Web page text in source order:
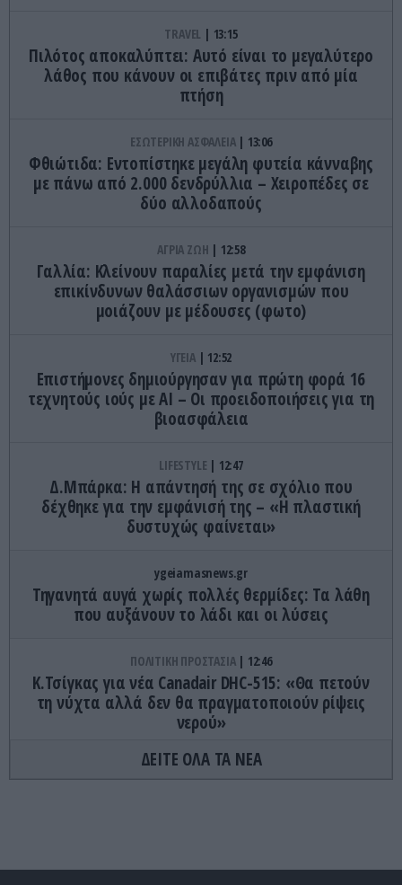
TRAVEL 13:15
Πιλότος αποκαλύπτει: Αυτό είναι το μεγαλύτερο
λάθος που κάνουν οι επιβάτες πριν από μία
πτήση
ΕΣΩΤΕΡΙΚΗ ΑΣΦΑΛΕΙΑ 13:06
Φθιώτιδα: Εντοπίστηκε μεγάλη φυτεία κάνναβης
με πάνω από 2.000 δενδρύλλια – Xειροπέδες σε
δύο αλλοδαπούς
ΑΓΡΙΑ ΖΩΗ 12:58
Γαλλία: Κλείνουν παραλίες μετά την εμφάνιση
επικίνδυνων θαλάσσιων οργανισμών που
μοιάζουν με μέδουσες (φωτο)
ΥΓΕΙΑ 12:52
Επιστήμονες δημιούργησαν για πρώτη φορά 16
τεχνητούς ιούς με AI – Οι προειδοποιήσεις για τη
βιοασφάλεια
LIFESTYLE 12:47
Δ.Μπάρκα: H απάντησή της σε σχόλιο που
δέχθηκε για την εμφάνισή της – «Η πλαστική
δυστυχώς φαίνεται»
ygeiamasnews.gr
Τηγανητά αυγά χωρίς πολλές θερμίδες: Τα λάθη
που αυξάνουν το λάδι και οι λύσεις
ΠΟΛΙΤΙΚΗ ΠΡΟΣΤΑΣΙΑ 12:46
Κ.Τσίγκας για νέα Canadair DHC-515: «Θα πετούν
τη νύχτα αλλά δεν θα πραγματοποιούν ρίψεις
νερού»
ΤΕΧΝΟΛΟΓΙΑ 12:38
ΔΕΙΤΕ ΟΛΑ ΤΑ ΝΕΑ